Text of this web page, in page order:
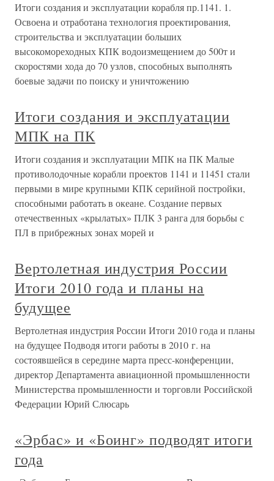
Итоги создания и эксплуатации корабля пр.1141. 1.
Освоена и отработана технология проектирования,
строительства и эксплуатации больших
высокомореходных КПК водоизмещением до 500т и
скоростями хода до 70 узлов, способных выполнять
боевые задачи по поиску и уничтожению
Итоги создания и эксплуатации
МПК на ПК
Итоги создания и эксплуатации МПК на ПК Малые
противолодочные корабли проектов 1141 и 11451 стали
первыми в мире крупными КПК серийной постройки,
способными работать в океане. Создание первых
отечественных «крылатых» ПЛК 3 ранга для борьбы с
ПЛ в прибрежных зонах морей и
Вертолетная индустрия России
Итоги 2010 года и планы на
будущее
Вертолетная индустрия России Итоги 2010 года и планы
на будущее Подводя итоги работы в 2010 г. на
состоявшейся в середине марта пресс-конференции,
директор Департамента авиационной промышленности
Министерства промышленности и торговли Российской
Федерации Юрий Слюсарь
«Эрбас» и «Боинг» подводят итоги
года